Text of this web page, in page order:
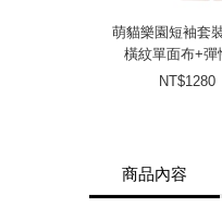
萌貓樂園短袖套
橫紋單面布+彈
NT$1280
商品內容